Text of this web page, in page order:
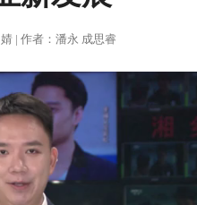
婧 | 作者：潘永 成思睿